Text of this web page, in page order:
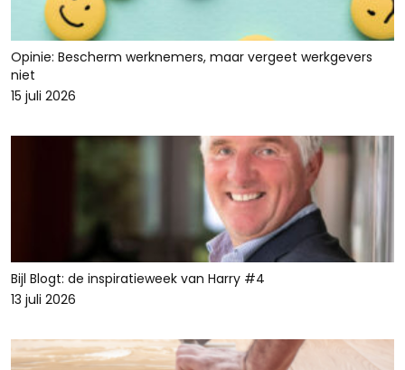
Opinie: Bescherm werknemers, maar vergeet werkgevers
niet
15 juli 2026
Bijl Blogt: de inspiratieweek van Harry #4
13 juli 2026